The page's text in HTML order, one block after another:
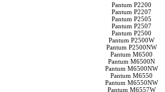
Pantum P2200
Pantum P2207
Pantum P2505
Pantum P2507
Pantum P2500
Pantum P2500W
Pantum P2500NW
Pantum M6500
Pantum M6500N
Pantum M6500NW
Pantum M6550
Pantum M6550NW
Pantum M6557W